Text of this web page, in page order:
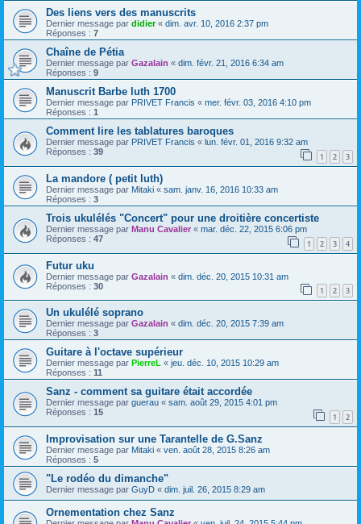
Des liens vers des manuscrits
Dernier message par didier« dim. avr. 10, 2016 2:37 pm
Réponses : 7
Chaîne de Pétia
Dernier message par Gazalain « dim. févr. 21, 2016 6:34 am
Réponses : 9
Manuscrit Barbe luth 1700
Dernier message par PRIVET Francis « mer. févr. 03, 2016 4:10 pm
Réponses : 1
Comment lire les tablatures baroques
Dernier message par PRIVET Francis « lun. févr. 01, 2016 9:32 am
Réponses : 39 1 2 3
La mandore ( petit luth)
Dernier message par Mitaki « sam. janv. 16, 2016 10:33 am
Réponses : 3
Trois ukulélés "Concert" pour une droitière concertiste
Dernier message par Manu Cavalier « mar. déc. 22, 2015 6:06 pm
Réponses : 47 1 2 3 4
Futur uku
Dernier message par Gazalain « dim. déc. 20, 2015 10:31 am
Réponses : 30 1 2 3
Un ukulélé soprano
Dernier message par Gazalain « dim. déc. 20, 2015 7:39 am
Réponses : 3
Guitare à l'octave supérieur
Dernier message par PierreL « jeu. déc. 10, 2015 10:29 am
Réponses : 11
Sanz - comment sa guitare était accordée
Dernier message par guerau « sam. août 29, 2015 4:01 pm
Réponses : 15 1 2
Improvisation sur une Tarantelle de G.Sanz
Dernier message par Mitaki « ven. août 28, 2015 8:26 am
Réponses : 5
"Le rodéo du dimanche"
Dernier message par GuyD « dim. juil. 26, 2015 8:29 am
Ornementation chez Sanz